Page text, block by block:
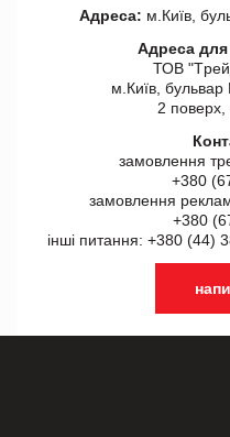
Адреса: м.Київ,
Адреса для
ТОВ
м.Київ,
2
замовлення
+380
замовлення
+380
інші питання: +380 (44)